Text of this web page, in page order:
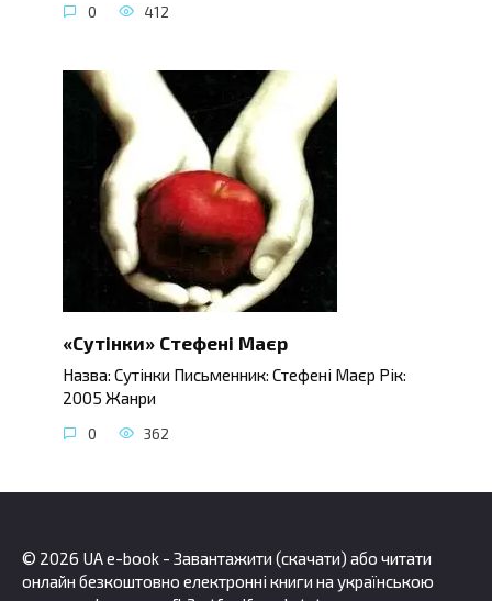
0 412
«Сутінки» Стефені Маєр
Назва: Сутінки Письменник: Стефені Маєр Рік:
2005 Жанри
0 362
© 2026 UA e-book - Завантажити (скачати) або читати
онлайн безкоштовно електронні книги на українською